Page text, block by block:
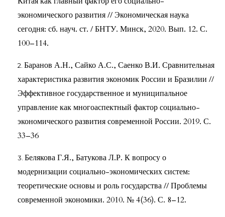
экономического развития // Экономическая наука
сегодня: сб. науч. ст. / БНТУ. Минск, 2020. Вып. 12. С.
100–114.
Баранов А.Н., Сайко А.С., Саенко В.И. Сравнительная
характеристика развития экономик России и Бразилии //
Эффективное государственное и муниципальное
управление как многоаспектный фактор социально-
экономического развития современной России. 2019. С.
33–36
Белякова Г.Я., Батукова Л.Р. К вопросу о
модернизации социально-экономических систем:
теоретические основы и роль государства // Проблемы
современной экономики. 2010. № 4(36). С. 8–12.